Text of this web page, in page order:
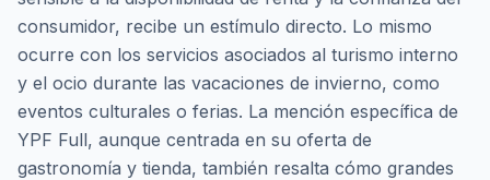
consumidor, recibe un estímulo directo. Lo mismo
ocurre con los servicios asociados al turismo interno
y el ocio durante las vacaciones de invierno, como
eventos culturales o ferias. La mención específica de
YPF Full, aunque centrada en su oferta de
gastronomía y tienda, también resalta cómo grandes